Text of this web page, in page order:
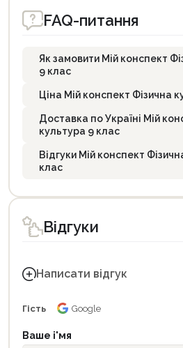
FAQ-питання
Як замовити Мій конспект
9 клас
Ціна Мій конспект Фізична
Доставка по Україні Мій
культура 9 клас
Відгуки Мій конспект
клас
Відгуки
Написати відгук
Гість Google
Ваше і'мя